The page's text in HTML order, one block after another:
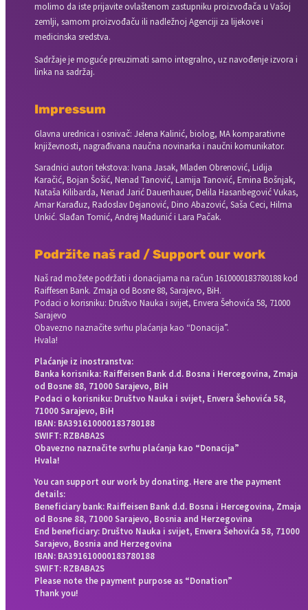
molimo da iste prijavite ovlaštenom zastupniku proizvođača u Vašoj
zemlji, samom proizvođaču ili nadležnoj Agenciji za lijekove i
medicinska sredstva.
Sadržaje je moguće preuzimati samo integralno, uz navođenje izvora i
linka na sadržaj.
Impressum
Glavna urednica i osnivač: Jelena Kalinić, biolog, MA komparativne
književnosti, nagrađivana naučna novinarka i naučni komunikator.
Saradnici autori tekstova: Ivana Jasak, Mladen Obrenović, Lidija
Karačić, Bojan Šošić, Nenad Tanović, Lamija Tanović, Emina Bošnjak,
Nataša Kilibarda, Nenad Jarić Dauenhauer, Delila Hasanbegović Vukas,
Amar Karađuz, Radoslav Dejanović, Dino Abazović, Saša Ceci, Hilma
Unkić. Slađan Tomić, Andrej Madunić i Lara Pačak.
Podržite naš rad / Support our work
Naš rad možete podržati i donacijama na račun 1610000183780188 kod
Raiffesen Bank. Zmaja od Bosne 88, Sarajevo, BiH.
Podaci o korisniku: Društvo Nauka i svijet, Envera Šehovića 58, 71000
Sarajevo
Obavezno naznačite svrhu plaćanja kao “Donacija”.
Hvala!
Plaćanje iz inostranstva:
Banka korisnika: Raiffeisen Bank d.d. Bosna i Hercegovina, Zmaja
od Bosne 88, 71000 Sarajevo, BiH
Podaci o korisniku: Društvo Nauka i svijet, Envera Šehovića 58,
71000 Sarajevo, BiH
IBAN: BA391610000183780188
SWIFT: RZBABA2S
Obavezno naznačite svrhu plaćanja kao “Donacija”
Hvala!
You can support our work by donating. Here are the payment
details:
Beneficiary bank: Raiffeisen Bank d.d. Bosna i Hercegovina, Zmaja
od Bosne 88, 71000 Sarajevo, Bosnia and Herzegovina
End beneficiary: Društvo Nauka i svijet, Envera Šehovića 58, 71000
Sarajevo, Bosnia and Herzegovina
IBAN: BA391610000183780188
SWIFT: RZBABA2S
Please note the payment purpose as “Donation”
Thank you!